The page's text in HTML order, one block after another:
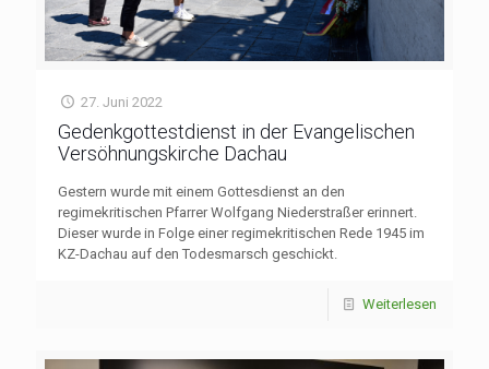
27. Juni 2022
Gedenkgottestdienst in der Evangelischen
Versöhnungskirche Dachau
Gestern wurde mit einem Gottesdienst an den
regimekritischen Pfarrer Wolfgang Niederstraßer erinnert.
Dieser wurde in Folge einer regimekritischen Rede 1945 im
KZ-Dachau auf den Todesmarsch geschickt.
Weiterlesen